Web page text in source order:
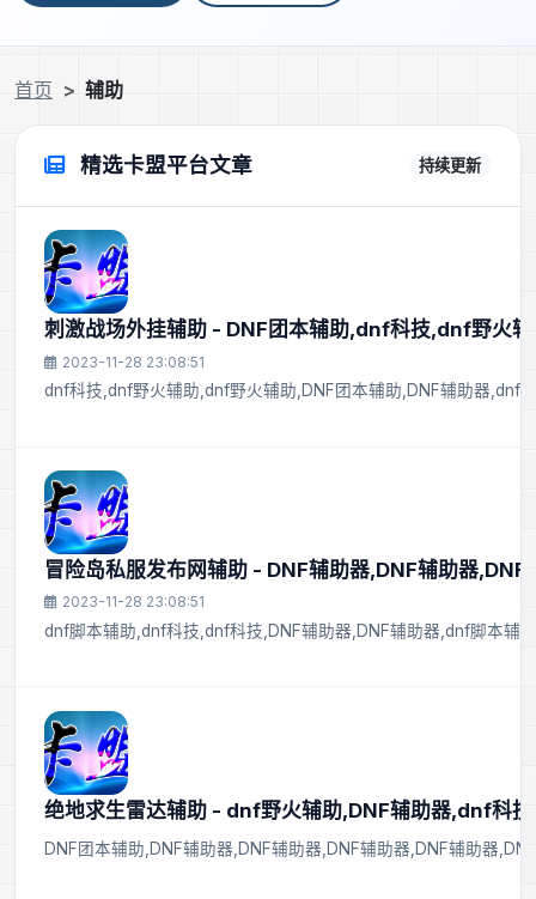
首页 辅助
精选卡盟平台文章 持续更新
刺激战场外挂辅助 - DNF团本辅助,dnf科技,dnf野火
2023-11-28 23:08:51
dnf科技,dnf野火辅助,dnf野火辅助,DNF团本辅助,DNF辅助器,dnf
冒险岛私服发布网辅助 - DNF辅助器,DNF辅助器
2023-11-28 23:08:51
dnf脚本辅助,dnf科技,dnf科技,DNF辅助器,DNF辅助器,dnf脚本辅
绝地求生雷达辅助 - dnf野火辅助,DNF辅助器,dnf科
DNF团本辅助,DNF辅助器,DNF辅助器,DNF辅助器,DNF辅助器